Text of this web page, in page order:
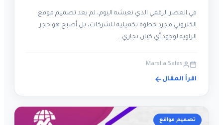
في العصر الرقمي الذي نعيشه اليوم، لم يعد تصميم موقع
الكتروني مجرد خطوة تكميلية للشركات، بل أصبح هو حجر
الزاوية لوجود أي كيان تجاري…
Marslia Sales
اقرأ المقال
تصميم مواقع